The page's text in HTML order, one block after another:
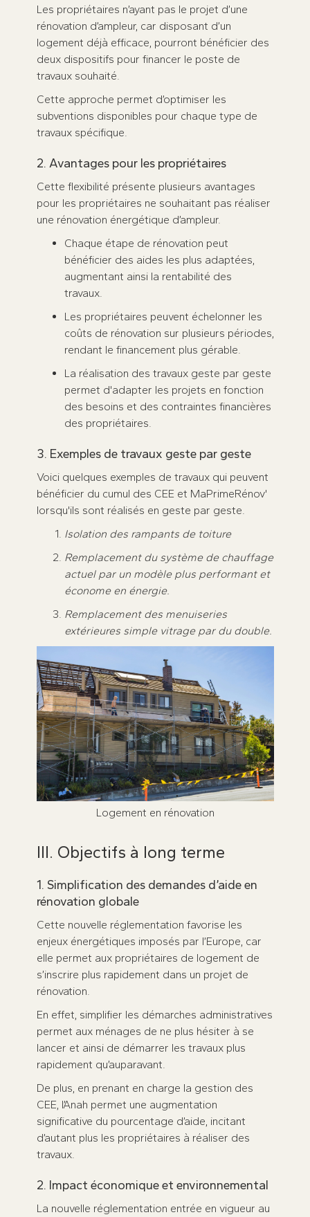
Les propriétaires n’ayant pas le projet d’une
rénovation d’ampleur, car disposant d’un
logement déjà efficace, pourront bénéficier des
deux dispositifs pour financer le poste de
travaux souhaité.
Cette approche permet d’optimiser les
subventions disponibles pour chaque type de
travaux spécifique.
2. Avantages pour les propriétaires
Cette flexibilité présente plusieurs avantages
pour les propriétaires ne souhaitant pas réaliser
une rénovation énergétique d’ampleur.
Chaque étape de rénovation peut
bénéficier des aides les plus adaptées,
augmentant ainsi la rentabilité des
travaux.
Les propriétaires peuvent échelonner les
coûts de rénovation sur plusieurs périodes,
rendant le financement plus gérable.
La réalisation des travaux geste par geste
permet d'adapter les projets en fonction
des besoins et des contraintes financières
des propriétaires.
3. Exemples de travaux geste par geste
Voici quelques exemples de travaux qui peuvent
bénéficier du cumul des CEE et MaPrimeRénov'
lorsqu'ils sont réalisés en geste par geste.
Isolation des rampants de toiture
Remplacement du système de chauffage
actuel par un modèle plus performant et
économe en énergie.
Remplacement des menuiseries
extérieures simple vitrage par du double.
Logement en rénovation
III. Objectifs à long terme
1. Simplification des demandes d’aide en
rénovation globale
Cette nouvelle réglementation favorise les
enjeux énergétiques imposés par l’Europe, car
elle permet aux propriétaires de logement de
s’inscrire plus rapidement dans un projet de
rénovation.
En effet, simplifier les démarches administratives
permet aux ménages de ne plus hésiter à se
lancer et ainsi de démarrer les travaux plus
rapidement qu’auparavant.
De plus, en prenant en charge la gestion des
CEE, l’Anah permet une augmentation
significative du pourcentage d’aide, incitant
d’autant plus les propriétaires à réaliser des
travaux.
2. Impact économique et environnemental
La nouvelle réglementation entrée en vigueur au